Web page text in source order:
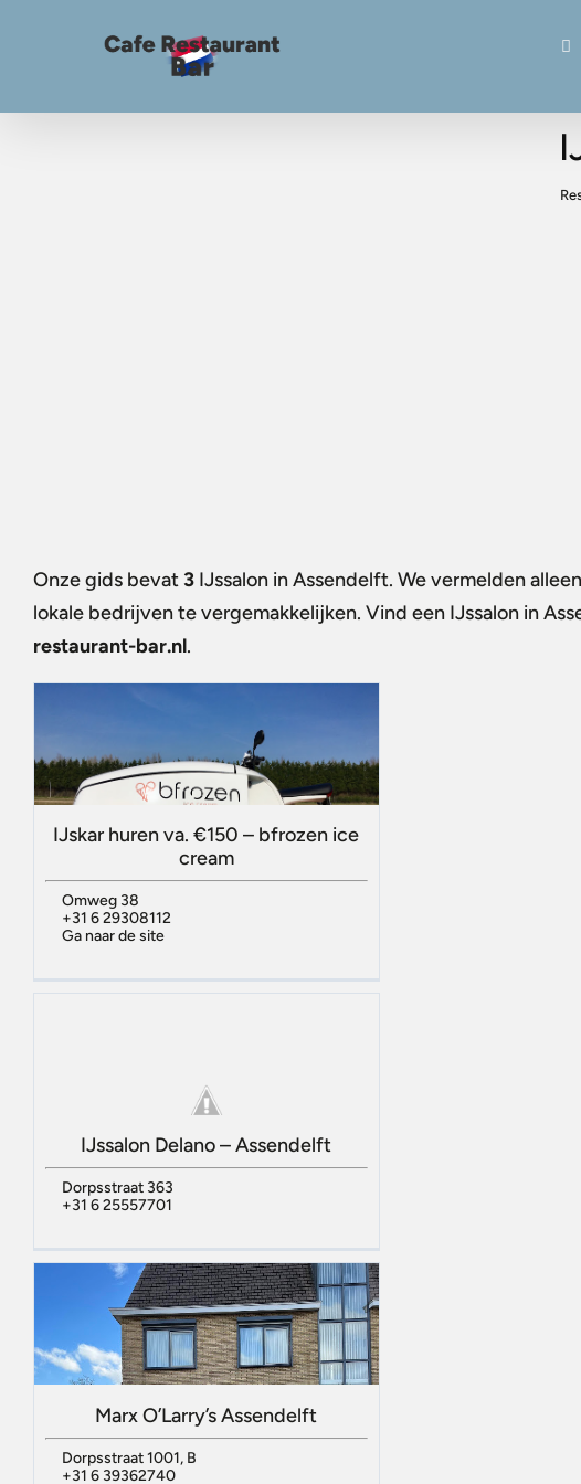
Onze gids bevat3 IJssalon in Assendelft. We vermelden
lokale bedrijven te vergemakkelijken. Vind een IJssalon in
restaurant-bar.nl.
IJskar huren va. €150 – bfrozen ice
cream
Omweg 38
+31 6 29308112
Ga naar de site
IJssalon Delano – Assendelft
Dorpsstraat 363
+31 6 25557701
Marx O’Larry’s Assendelft
Dorpsstraat 1001, B
+31 6 39362740